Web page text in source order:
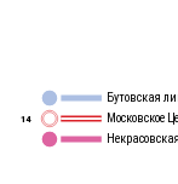
Бутовская
Московское
14